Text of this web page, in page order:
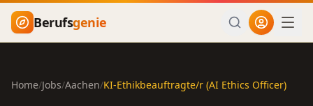
Zum Hauptinhalt springen
Berufsgenie
Home/Jobs/Aachen/KI-Ethikbeauftragte/r (AI Ethics Officer)